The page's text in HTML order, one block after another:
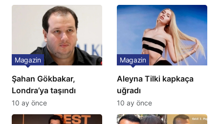
Çağla Şikel’den Şok
Gözünü 2 ilçeye dikti!
Şahan Gökbakar,
Londra’ya taşındı
Magazin
10 ay önce
Aleyna Tilki kapkaça
uğradı
Magazin
10 ay önce